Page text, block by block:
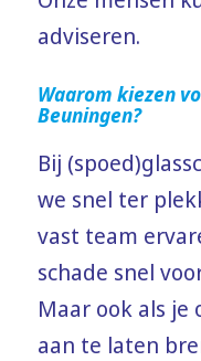
adviseren.
Waarom kiezen
Beuningen?
Bij
we snel ter
vast team
schade snel
Maar ook als je
aan te laten